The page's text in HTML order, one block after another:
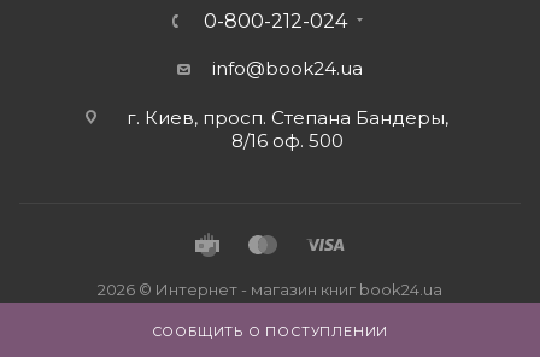
СООБЩИТЬ О ПОСТУПЛЕНИИ
0-800-212-024
info@book24.ua
г. Киев, просп. Степана Бандеры,
8/16 оф. 500
2026 © Интернет - магазин книг book24.ua